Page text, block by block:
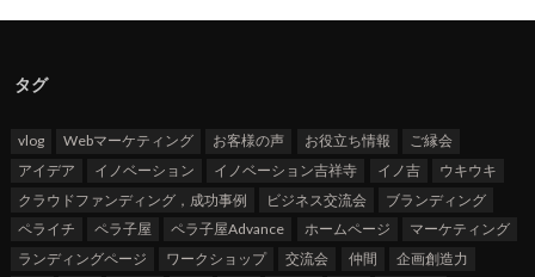
タグ
vlog Webマーケティング お客様の声 お役立ち情報
ご縁会
アイデア
イノベーション イノベーション吉祥寺 イノ吉
ウキウキ
クラウドファンディング，成功事例
ビジネス交流会
ブランディング
ペライチ
ペラ子屋 ペラ子屋Advance ホームページ
マーケティング
ランディングページ
ワークショップ 交流会 仲間
企画創造力